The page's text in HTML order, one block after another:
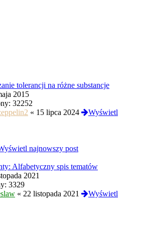
tolerancji na różne substancje
2015
32252
« 15 lipca 2024
Wyświetl
najnowszy post
Alfabetyczny spis tematów
2021
3329
« 22 listopada 2021
Wyświetl